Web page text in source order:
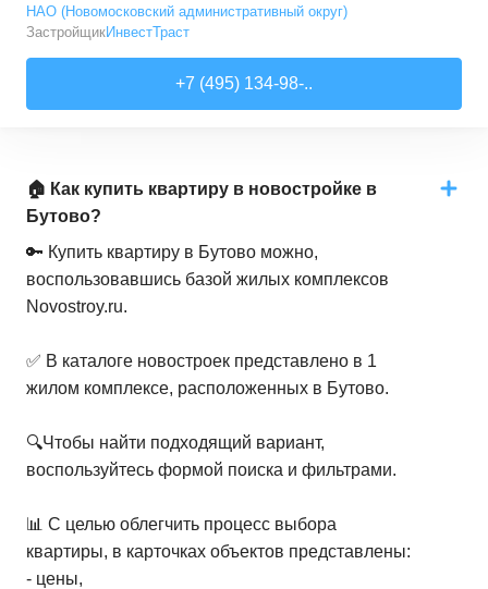
НАО (Новомосковский административный округ)
ЗастройщикИнвестТраст
+7 (495) 134-98-..
🏠 Как купить квартиру в новостройке в
Бутово?
🔑 Купить квартиру в Бутово можно,
воспользовавшись базой жилых комплексов
Novostroy.ru.
✅ В каталоге новостроек представлено в 1
жилом комплексе, расположенных в Бутово.
🔍Чтобы найти подходящий вариант,
воспользуйтесь формой поиска и фильтрами.
📊 С целью облегчить процесс выбора
квартиры, в карточках объектов представлены:
- цены,